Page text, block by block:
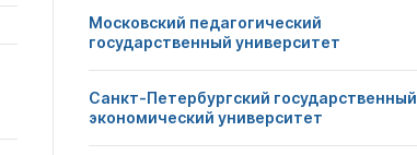
Московский педагогический
государственный университет
Санкт-Петербургский государственный
экономический университет